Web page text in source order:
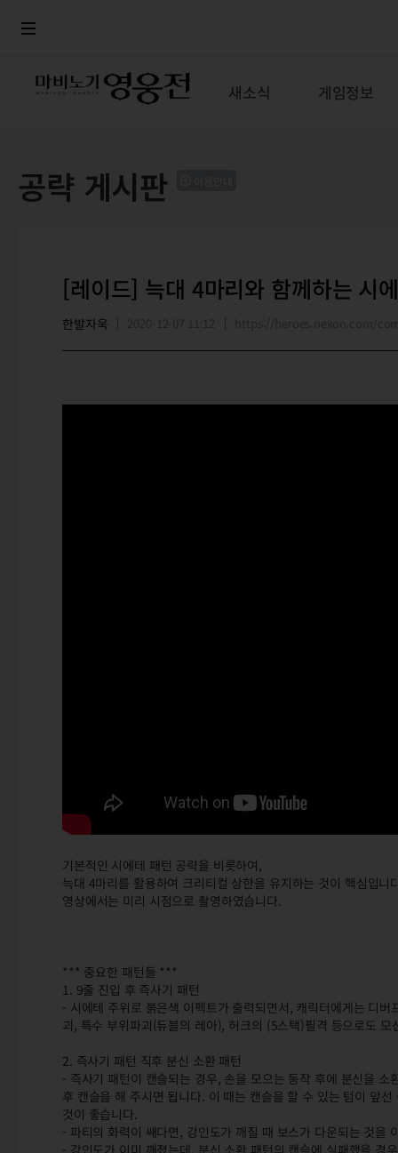
새소식 게임정보
공략 게시판
[레이드] 늑대 4마리와 함께하는 시
한발자욱
기본적인 시에테 패턴 공략을 비롯하여,
늑대 4마리를 활용하여 크리티컬 상한을 유지하는 것이 핵심입니
영상에서는 미리 시점으로 촬영하였습니다.
*** 중요한 패턴들 ***
1. 9줄 진입 후 즉사기 패턴
- 시에테 주위로 붉은색 이펙트가 출력되면서, 캐릭터에게는 디
괴, 특수 부위파괴(듀블의 레아), 허크의 (5스택)필격 등으로도 모
2. 즉사기 패턴 직후 분신 소환 패턴
- 즉사기 패턴이 캔슬되는 경우, 손을 모으는 동작 후에 분신을
후 캔슬을 해 주시면 됩니다. 이 때는 캔슬을 할 수 있는 텀이 앞
것이 좋습니다.
- 파티의 화력이 쌔다면, 강인도가 깨질 때 보스가 다운되는 것을
- 강인도가 이미 깨졌는데, 분신 소환 패턴의 캔슬에 실패했을